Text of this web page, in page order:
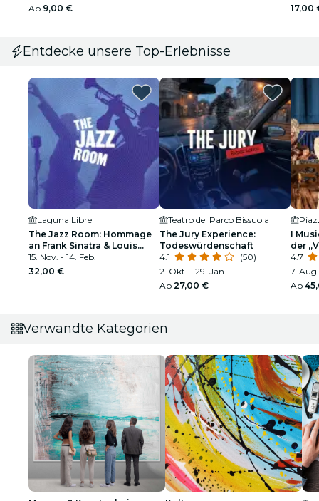
Ab 9,00 €
17,00
Entdecke unsere Top-Erlebnisse
Laguna Libre
The Jazz Room: Hommage
an Frank Sinatra & Louis
Armstrong
15. Nov. - 14. Feb.
32,00 €
Teatro del Parco Bissuola
The Jury Experience:
Todeswürdenschaft
4.1
(50)
2. Okt. - 29. Jan.
Ab 27,00 €
I
der
4.7
7.
Ab
Verwandte Kategorien